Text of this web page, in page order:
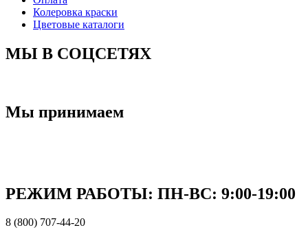
Колеровка краски
Цветовые каталоги
МЫ В СОЦСЕТЯХ
Мы принимаем
РЕЖИМ РАБОТЫ: ПН-ВC: 9:00-19:00
8 (800) 707-44-20